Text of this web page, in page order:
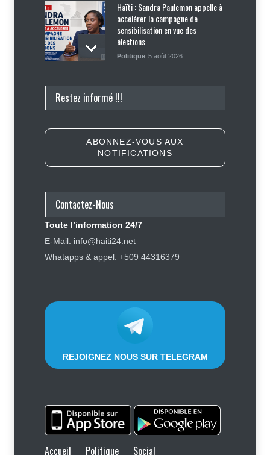
Haïti : Sandra Paulemon appelle à
accélérer la campagne de
sensibilisation en vue des
élections
Politique 5 août 2026
gouvernement resserre son
Symbole d’échec politique, Youri
Affaire Jovenel Moïse : peur
d’affronter la justice, Jean Monard
Restez informé !!!
ABONNEZ-VOUS AUX
NOTIFICATIONS
Contactez-Nous
Toute l’information 24/7
E-Mail: info@haiti24.net
Whatapps & appel: +509 44316379
REJOIGNEZ NOUS SUR TELEGRAM
Accueil Politique Social